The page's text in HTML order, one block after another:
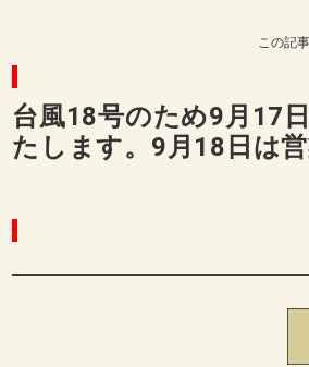
この記
台風18号のため9月17
たします。9月18日は営